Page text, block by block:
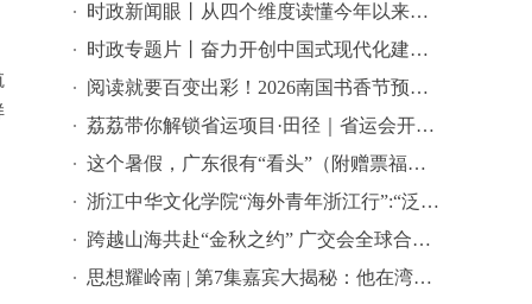
时政新闻眼丨从四个维度读懂今年以来中国元首外交
时政专题片丨奋力开创中国式现代化建设新局面——习近平总书记今年以来治国理政纪实
阅读就要百变出彩！2026南国书香节预热先导片发布
荔荔带你解锁省运项目·田径｜省运会开幕式倒计时2天
这个暑假，广东很有“看头”（附赠票福利）
浙江中华文化学院“海外青年浙江行”:“泛舟富春江上-寻味中华文脉”中华文化研学之旅活动
跨越山海共赴“金秋之约” 广交会全球合作伙伴签约活动在穗举行
思想耀岭南 | 第7集嘉宾大揭秘：他在湾区批量孵化独角兽企业